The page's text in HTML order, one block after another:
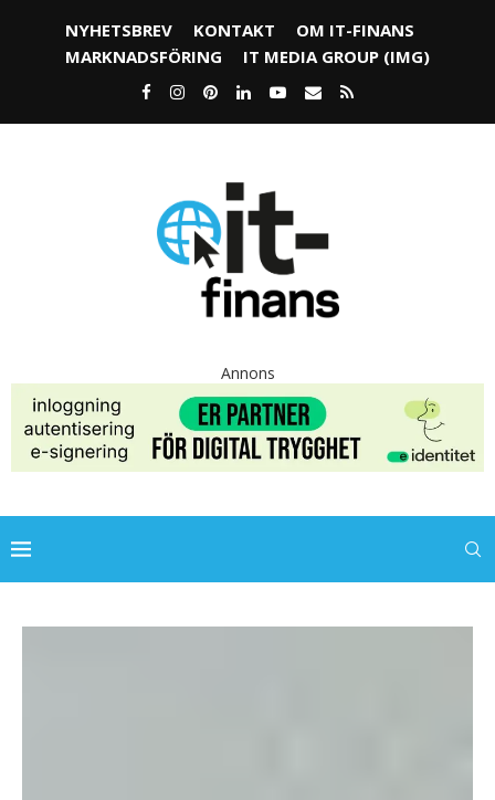
NYHETSBREV KONTAKT
OM IT-FINANS
MARKNADSFÖRING
IT MEDIA GROUP (IMG)
Annons